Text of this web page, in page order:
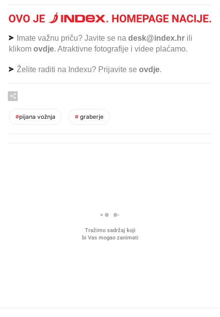
Imate važnu priču? Javite se na desk@index.hr ili
klikom ovdje. Atraktivne fotografije i videe plaćamo.
Želite raditi na Indexu? Prijavite se ovdje.
#pijana vožnja # graberje